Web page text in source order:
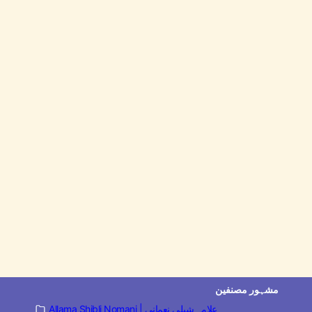
مشہور مصنفین
Allama Shibli Nomani | علامہ شبلی نعمانی